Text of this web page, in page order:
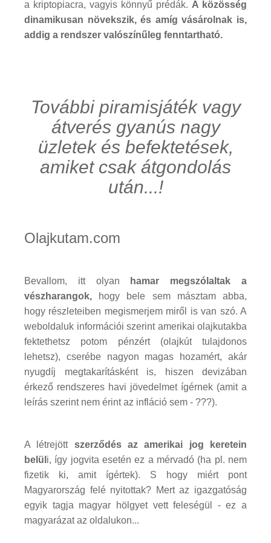
a kriptopiacra, vagyis könnyű prédák. A közösség
dinamikusan növekszik, és amíg vásárolnak is,
addig a rendszer valószínűleg fenntartható.
További piramisjáték vagy
átverés gyanús nagy
üzletek és befektetések,
amiket csak átgondolás
után...!
Olajkutam.com
Bevallom, itt olyan
hamar megszólaltak a
vészharangok,
hogy bele sem másztam abba,
hogy részleteiben megismerjem miről is van szó. A
weboldaluk információi szerint amerikai olajkutakba
fektethetsz potom pénzért (olajkút tulajdonos
lehetsz), cserébe nagyon magas hozamért, akár
nyugdíj megtakarításként is, hiszen devizában
érkező rendszeres havi jövedelmet ígérnek (amit a
leírás szerint nem érint az infláció sem - ???).
A létrejött szerződés az amerikai jog keretein
belül i, így jogvita esetén ez a mérvadó (ha pl. nem
fizetik ki, amit ígértek). S hogy miért pont
Magyarország felé nyitottak? Mert az igazgatóság
egyik tagja magyar hölgyet vett feleségül - ez a
magyarázat az oldalukon...